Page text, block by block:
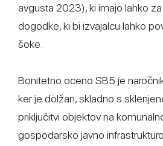
avgusta 2023), ki imajo lahko
dogodke, ki bi izvajalcu lahko
šoke.
Bonitetno oceno SB5 je
ker je dolžan, skladno s
priključitvi objektov na
gospodarsko javno